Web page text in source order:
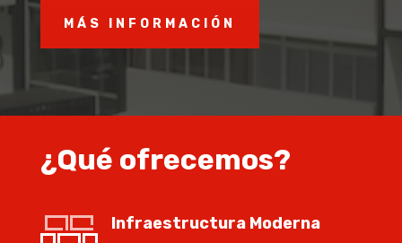
MÁS INFORMACIÓN
¿Qué ofrecemos?
Infraestructura Moderna